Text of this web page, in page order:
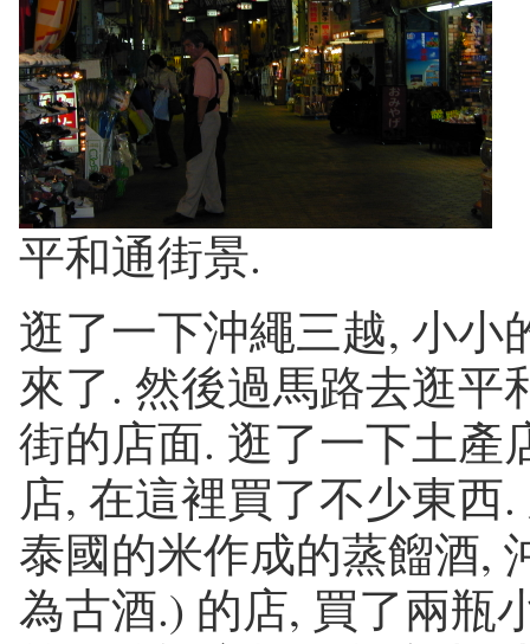
平和通街景.
逛了一下沖繩三越, 小小
來了. 然後過馬路去逛平
街的店面. 逛了一下土產
店, 在這裡買了不少東西
泰國的米作成的蒸餾酒,
為古酒.) 的店, 買了兩瓶